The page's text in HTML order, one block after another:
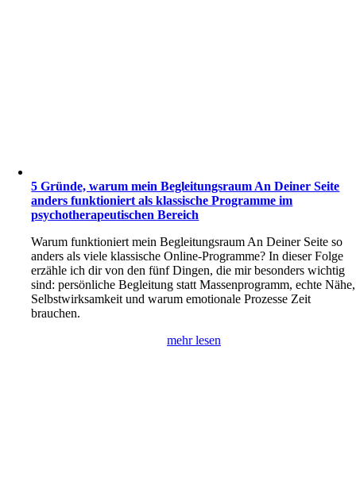
5 Gründe, warum mein Begleitungsraum An Deiner Seite
anders funktioniert als klassische Programme im
psychotherapeutischen Bereich
Warum funktioniert mein Begleitungsraum An Deiner Seite so
anders als viele klassische Online-Programme? In dieser Folge
erzähle ich dir von den fünf Dingen, die mir besonders wichtig
sind: persönliche Begleitung statt Massenprogramm, echte Nähe,
Selbstwirksamkeit und warum emotionale Prozesse Zeit
brauchen.
mehr lesen